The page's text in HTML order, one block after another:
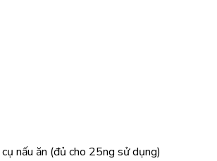
nấu ăn (đủ cho 25ng sử dụng)